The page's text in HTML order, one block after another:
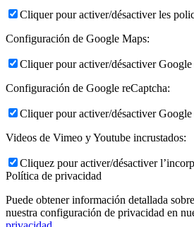
Cliquer pour activer/désactiver les
Configuración de Google Maps:
Cliquer pour activer/désactiver Google
Configuración de Google reCaptcha:
Cliquer pour activer/désactiver Google
Videos de Vimeo y Youtube incrustados:
Cliquez pour activer/désactiver
Política de privacidad
Puede obtener información detallada
nuestra configuración de privacidad en